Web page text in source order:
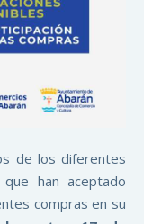
de los diferentes
han aceptado
compras en su